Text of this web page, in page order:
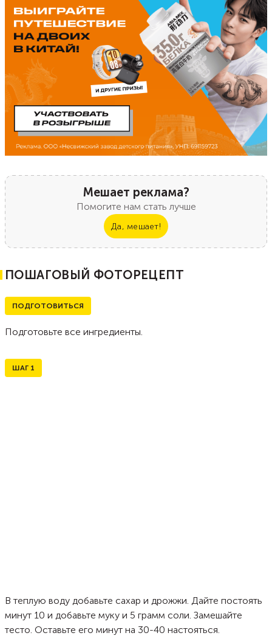
Мешает реклама?
Помогите нам стать лучше
Да, мешает!
ПОШАГОВЫЙ ФОТОРЕЦЕПТ
ПОДГОТОВИТЬСЯ
Подготовьте все ингредиенты.
ШАГ 1
В теплую воду добавьте сахар и дрожжи. Дайте постоять
минут 10 и добавьте муку и 5 грамм соли. Замешайте
тесто. Оставьте его минут на 30-40 настояться.